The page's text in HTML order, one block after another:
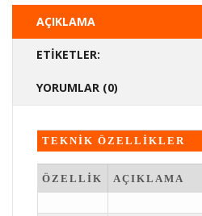
AÇIKLAMA
ETIKETLER:
YORUMLAR (0)
TEKNİK ÖZELLİKLER
ÖZELLİK AÇIKLAMA